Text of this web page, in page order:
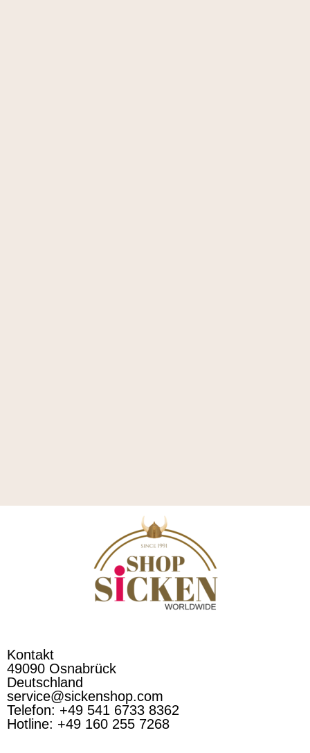
Kontakt
49090 Osnabrück
Deutschland
service@sickenshop.com
Telefon: +49 541 6733 8362
Hotline: +49 160 255 7268